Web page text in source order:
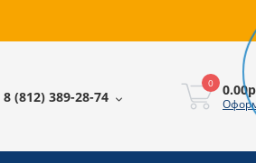
8 (812) 389-28-74
0